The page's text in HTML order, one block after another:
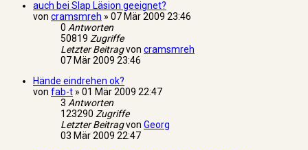
auch bei Slap Läsion geeignet?
von cramsmreh » 07 Mär 2009 23:46
0 Antworten
50819 Zugriffe
Letzter Beitragvon cramsmreh
07 Mär 2009 23:46
Hände eindrehen ok?
von fab-t » 01 Mär 2009 22:47
3 Antworten
123290 Zugriffe
Letzter Beitragvon Georg
03 Mär 2009 22:47